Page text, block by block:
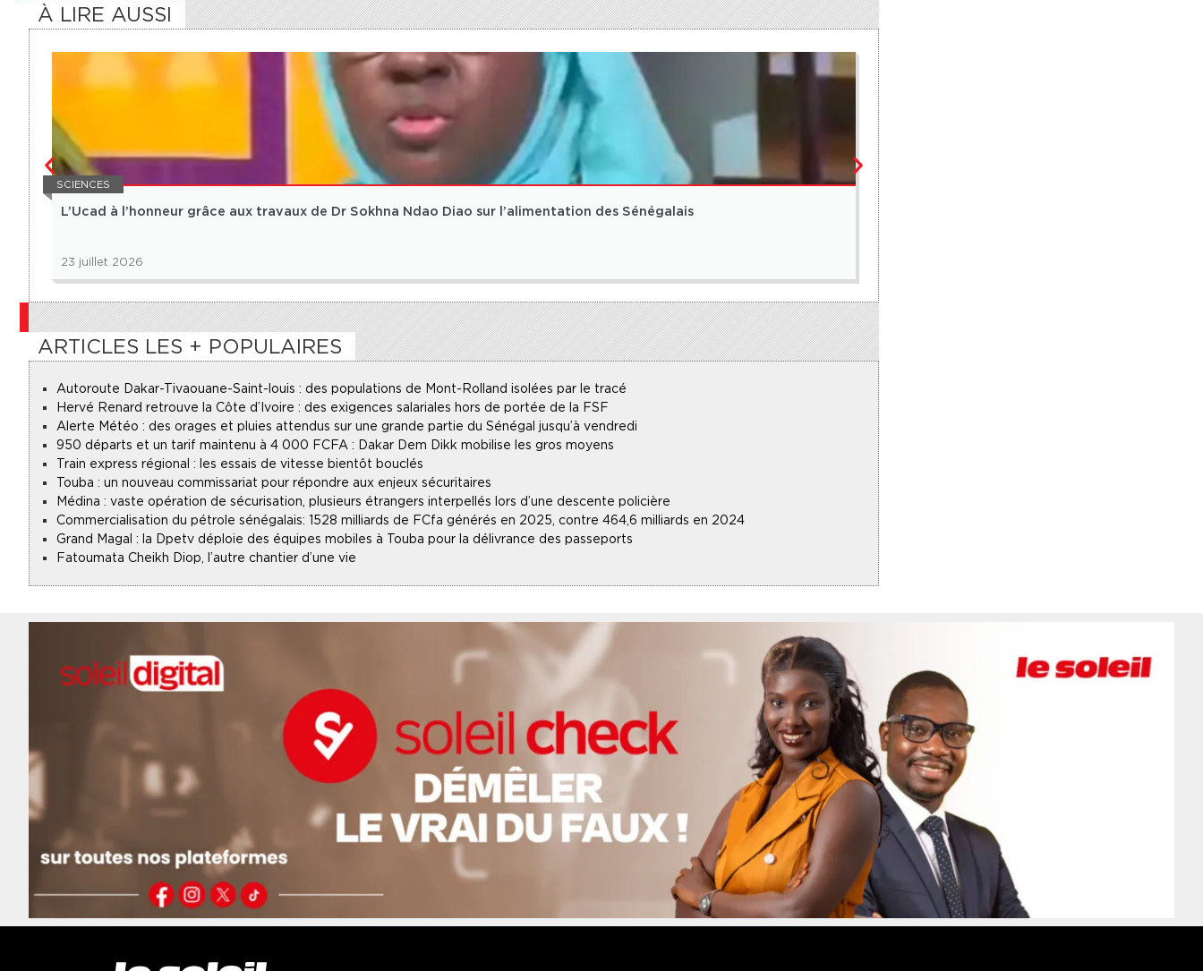
À LIRE AUSSI
SCIENCES
L’Ucad à l’honneur grâce aux travaux de Dr Sokhna Ndao Diao sur l’alimentation des Sénégalais
23 juillet 2026
SCIENCES
ARTICLES LES + POPULAIRES
Autoroute Dakar-Tivaouane-Saint-louis : des populations de Mont-Rolland isolées par le tracé
Hervé Renard retrouve la Côte d’Ivoire : des exigences salariales hors de portée de la FSF
Alerte Météo : des orages et pluies attendus sur une grande partie du Sénégal jusqu’à vendredi
950 départs et un tarif maintenu à 4 000 FCFA : Dakar Dem Dikk mobilise les gros moyens
Train express régional : les essais de vitesse bientôt bouclés
Touba : un nouveau commissariat pour répondre aux enjeux sécuritaires
Médina : vaste opération de sécurisation, plusieurs étrangers interpellés lors d’une descente policière
Commercialisation du pétrole sénégalais : 1528 milliards de FCfa générés en 2025, contre 464,6 milliards en 2024
Grand Magal : la Dpetv déploie des équipes mobiles à Touba pour la délivrance des passeports
Fatoumata Cheikh Diop, l’autre chantier d’une vie